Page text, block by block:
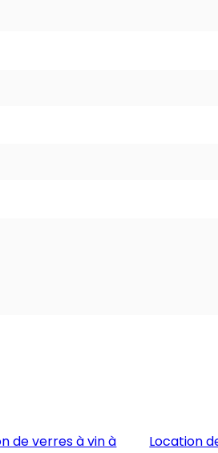
de verres à vin à
Location